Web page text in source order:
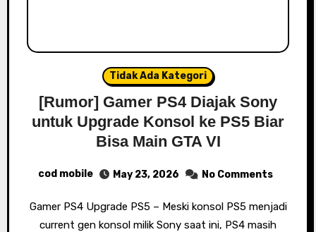
Tidak Ada Kategori
[Rumor] Gamer PS4 Diajak Sony
untuk Upgrade Konsol ke PS5 Biar
Bisa Main GTA VI
cod mobile May 23, 2026 No Comments
Gamer PS4 Upgrade PS5 – Meski konsol PS5 menjadi
current gen konsol milik Sony saat ini, PS4 masih